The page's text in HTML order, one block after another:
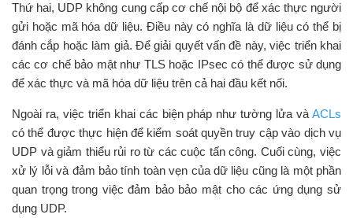
Thứ hai, UDP không cung cấp cơ chế nội bộ để xác thực người
gửi hoặc mã hóa dữ liệu. Điều này có nghĩa là dữ liệu có thể bị
đánh cắp hoặc làm giả. Để giải quyết vấn đề này, việc triển khai
các cơ chế bảo mật như TLS hoặc IPsec có thể được sử dụng
để xác thực và mã hóa dữ liệu trên cả hai đầu kết nối.
Ngoài ra, việc triển khai các biện pháp như tường lửa vàACLs
có thể được thực hiện để kiểm soát quyền truy cập vào dịch vụ
UDP và giảm thiểu rủi ro từ các cuộc tấn công. Cuối cùng, việc
xử lý lỗi và đảm bảo tính toàn vẹn của dữ liệu cũng là một phần
quan trọng trong việc đảm bảo bảo mật cho các ứng dụng sử
dụng UDP.